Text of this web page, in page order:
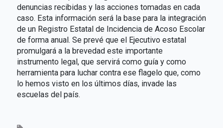
denuncias recibidas y las acciones tomadas en cada
caso. Esta información será la base para la integración
de un Registro Estatal de Incidencia de Acoso Escolar
de forma anual. Se prevé que el Ejecutivo estatal
promulgará a la brevedad este importante
instrumento legal, que servirá como guía y como
herramienta para luchar contra ese flagelo que, como
lo hemos visto en los últimos días, invade las
escuelas del país.